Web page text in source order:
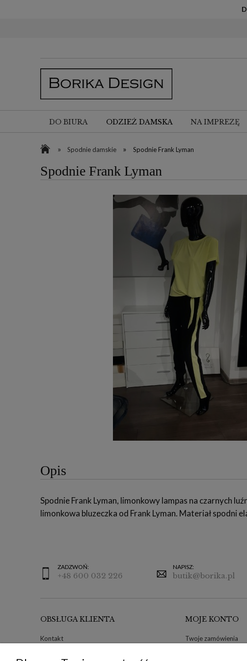
DO BIURA ODZIEŻ DAMSKA NA IMPREZĘ
» Spodnie damskie » Spodnie Frank Lyman
Spodnie Frank Lyman
Opis
Spodnie Frank Lyman, limonkowy lampas na czarnych
limonkowa bluzeczka od Frank Lyman. Materiał spodni
ZADZWOŃ:
+48 600 032 226
NAPISZ:
butik@borika.pl
OBSŁUGA KLIENTA
Kontakt
MOJE KONTO
Twoje zamówienia